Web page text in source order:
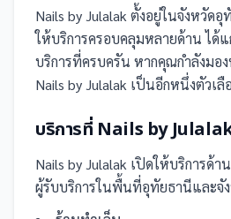
Nails by Julalak ตั้งอยู่ในจังหวัดอุ
ให้บริการครอบคลุมหลายด้าน ได้
บริการที่ครบครัน หากคุณกำลังมอ
Nails by Julalak เป็นอีกหนึ่งตัวเ
บริการที่ Nails by
Nails by Julalak เปิดให้บริการด้า
ผู้รับบริการในพื้นที่อุทัยธานีและจัง